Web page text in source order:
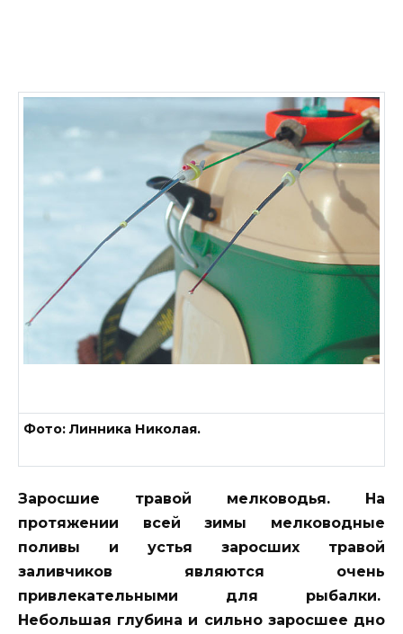
Фото: Линника Николая.
Заросшие травой мелководья. На
протяжении всей зимы мелководные
поливы и устья заросших травой
заливчиков являются очень
привлекательными для рыбалки.
Небольшая глубина и сильно заросшее дно